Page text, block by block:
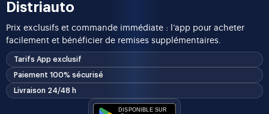
Distriauto
Prix exclusifs et commande immédiate : l’app pour acheter
facilement et bénéficier de remises supplémentaires.
Tarifs App exclusif
Paiement 100% sécurisé
Livraison 24/48 h